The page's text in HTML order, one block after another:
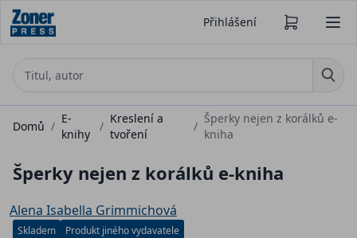
Přihlášení
Domů /
E-
knihy
/
Kreslení a
tvoření
/
Šperky nejen z korálků e-
kniha
Šperky nejen z korálků e-kniha
Alena Isabella Grimmichová
Skladem Produkt jiného vydavatele